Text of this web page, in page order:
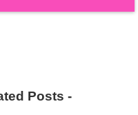
Posts -